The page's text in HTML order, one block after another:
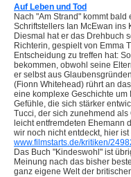
Auf Leben und Tod
Nach "Am Strand" kommt
Schriftstellers Ian McEwan ins
Diesmal hat er das Drehbuch
Richterin, gespielt von Emma
Entscheidung zu treffen hat:
bekommen, obwohl seine
er selbst aus
(Fionn Whitehead) rührt an
eine komplexe Geschichte
Gefühle, die sich stärker
Tucci, der sich zunehmend
leicht entfremdeten Ehemann
wir noch nicht entdeckt, hier
www.filmstarts.de/kritiken/
Das Buch "Kindeswohl" ist
Meinung nach das bisher
ganz eigene Welt der